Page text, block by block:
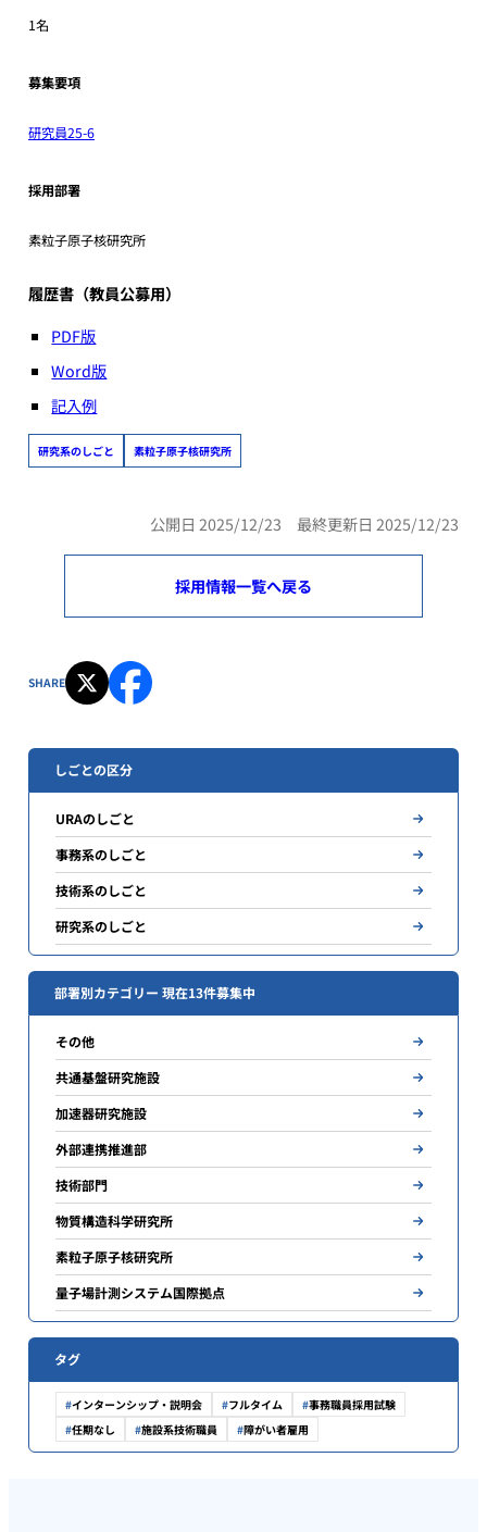
1名
募集要項
研究員25-6
採用部署
素粒子原子核研究所
履歴書（教員公募用）
PDF版
Word版
記入例
研究系のしごと 素粒子原子核研究所
公開日 2025/12/23 最終更新日 2025/12/23
採用情報一覧へ戻る
SHARE
しごとの区分
URAのしごと
事務系のしごと
技術系のしごと
研究系のしごと
部署別カテゴリー 現在13件募集中
その他
共通基盤研究施設
加速器研究施設
外部連携推進部
技術部門
物質構造科学研究所
素粒子原子核研究所
量子場計測システム国際拠点
タグ
インターンシップ・説明会 フルタイム
事務職員採用試験
任期なし
施設系技術職員 障がい者雇用